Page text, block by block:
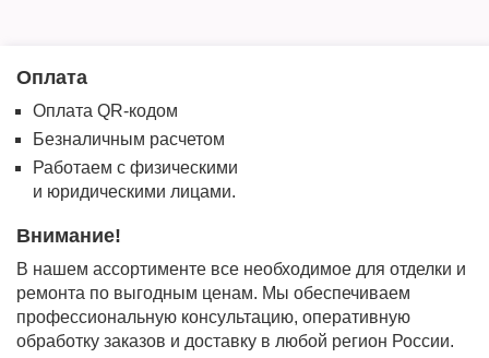
Оплата
Оплата QR-кодом
Безналичным расчетом
Работаем с физическими
и юридическими лицами.
Внимание!
В нашем ассортименте все необходимое для отделки и
ремонта по выгодным ценам. Мы обеспечиваем
профессиональную консультацию, оперативную
обработку заказов и доставку в любой регион России.